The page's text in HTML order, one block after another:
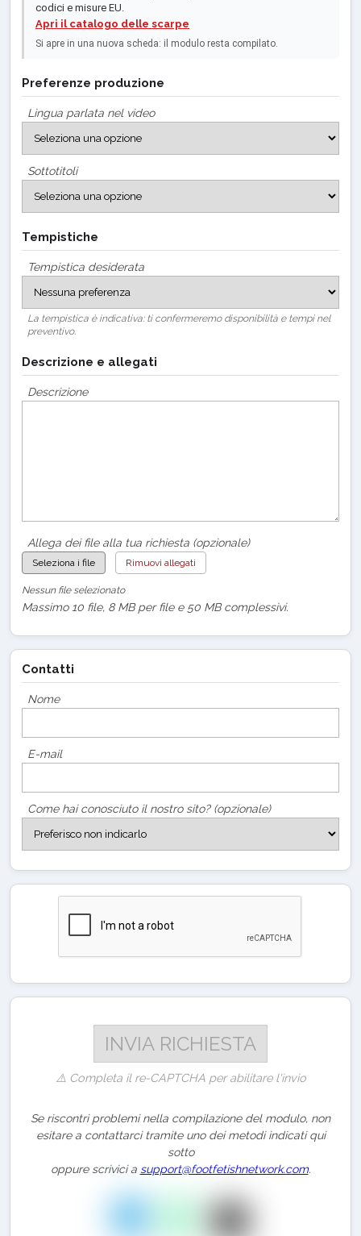
codici e misure EU.
Apri il catalogo delle scarpe
Si apre in una nuova scheda: il modulo resta compilato.
Preferenze produzione
Lingua parlata nel video
Sottotitoli
Tempistiche
Tempistica desiderata
La tempistica è indicativa: ti confermeremo disponibilità e tempi nel
preventivo.
Descrizione e allegati
Descrizione
Allega dei file alla tua richiesta (opzionale)
Seleziona i file Rimuovi allegati
Nessun file selezionato
Massimo 10 file, 8 MB per file e 50 MB complessivi.
Contatti
Nome
E-mail
Come hai conosciuto il nostro sito? (opzionale)
⚠️ Completa il re-CAPTCHA per abilitare l'invio
Se riscontri problemi nella compilazione del modulo, non
esitare a contattarci tramite uno dei metodi indicati qui
sotto
oppure scrivici a support@footfetishnetwork.com.